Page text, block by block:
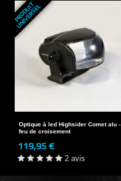
P
R
O
D
U
I
T
U
N
I
V
E
R
S
E
L
Optique à led Highsider Comet alu -
feu de croisement
119,95 €
2 avis